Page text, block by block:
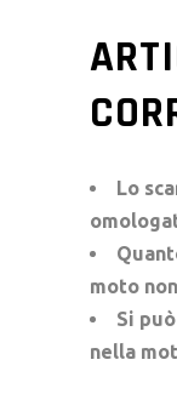
Lo
moto
Si
nella